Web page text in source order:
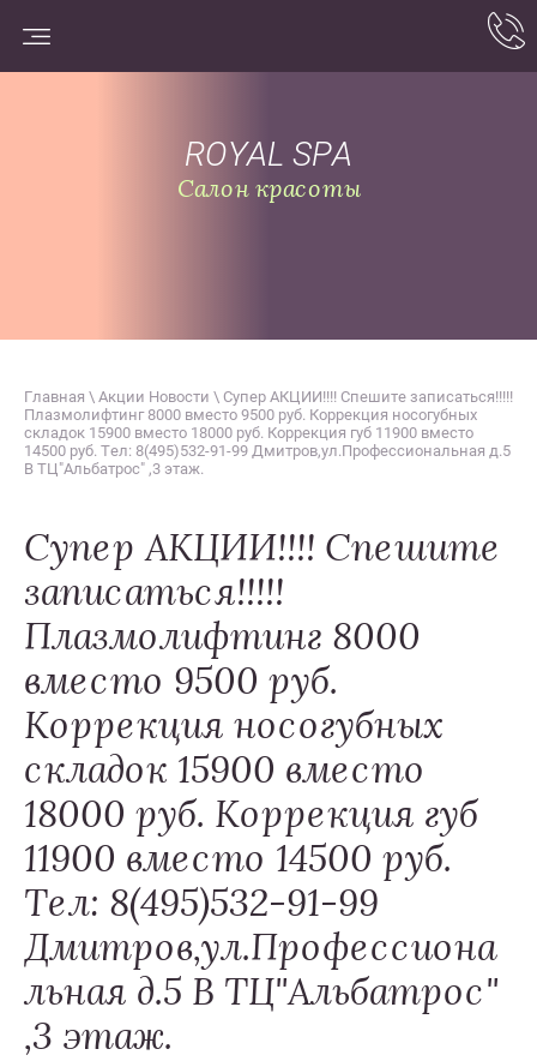
ROYAL SPA
Салон красоты
Главная \ Акции Новости \ Супер АКЦИИ!!!! Спешите записаться!!!!!
Плазмолифтинг 8000 вместо 9500 руб. Коррекция носогубных
складок 15900 вместо 18000 руб. Коррекция губ 11900 вместо
14500 руб. Тел: 8(495)532-91-99 Дмитров,ул.Профессиональная д.5
В ТЦ"Альбатрос" ,3 этаж.
Супер АКЦИИ!!!! Спешите
записаться!!!!!
Плазмолифтинг 8000
вместо 9500 руб.
Коррекция носогубных
складок 15900 вместо
18000 руб. Коррекция губ
11900 вместо 14500 руб.
Тел: 8(495)532-91-99
Дмитров,ул.Профессиона
льная д.5 В ТЦ"Альбатрос"
,3 этаж.